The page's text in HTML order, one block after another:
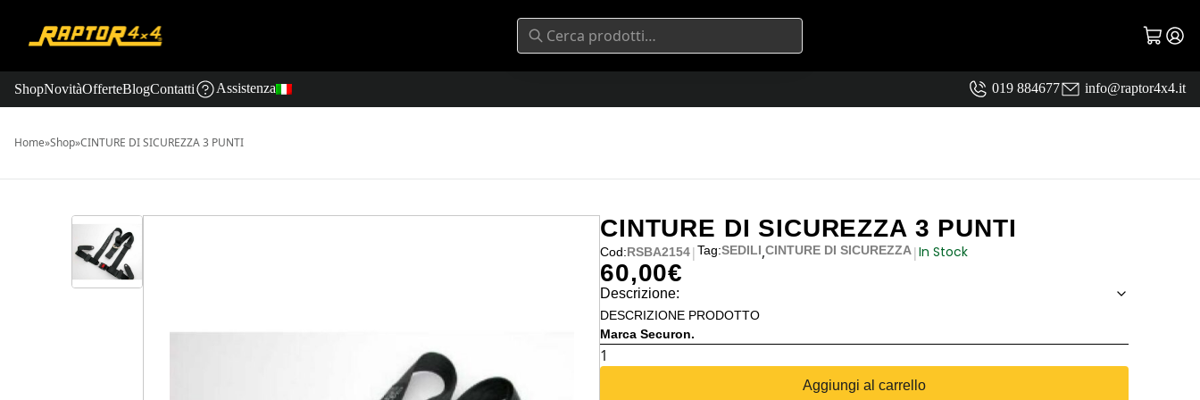
ShopNovitàOfferteBlogContatti Assistenza 019 884677 info@raptor4x4.it
Home»Shop»CINTURE DI SICUREZZA 3 PUNTI
CINTURE DI SICUREZZA 3 PUNTI
Cod:RSBA2154|Tag:SEDILI,CINTURE DI SICUREZZA|In Stock
60,00€
Descrizione:
DESCRIZIONE PRODOTTO
Marca Securon.
CINTURE
Aggiungi al carrello